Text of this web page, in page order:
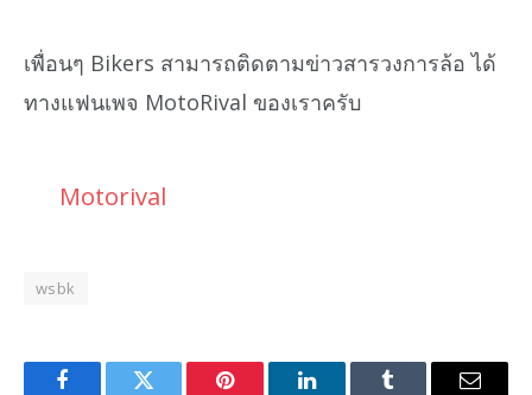
เพื่อนๆ Bikers สามารถติดตามข่าวสารวงการล้อ ได้
ทางแฟนเพจ MotoRival ของเราครับ
Motorival
wsbk